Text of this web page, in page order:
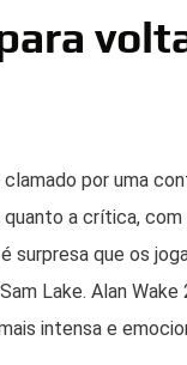
por uma
a crítica,
surpresa que os
Lake. Alan
intensa e